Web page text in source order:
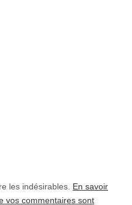
les indésirables. En savoir
vos commentaires sont